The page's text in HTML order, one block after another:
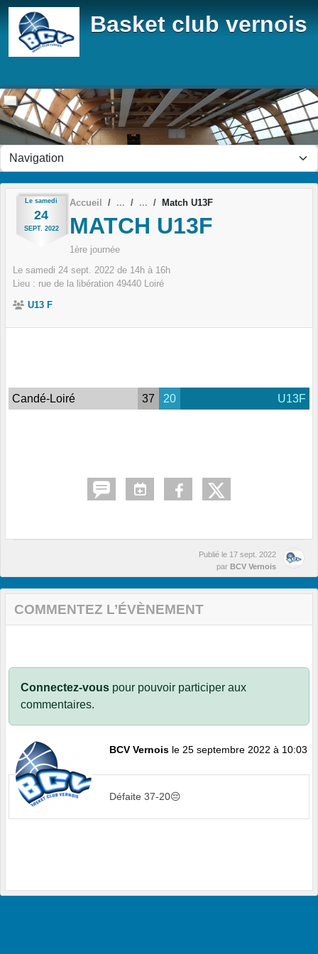
Basket club vernois
Le samedi
24
SEPT. 2022
Accueil Match U13F
MATCH U13F
1ère journée
Le samedi 24 sept. 2022 de 14h à 16h
Lieu : rue de la libération 49440 Loiré
U13 F
Candé-Loiré 37 20 U13F
Publié le 17 sept. 2022
par BCV Vernois
COMMENTEZ L’ÉVÈNEMENT
Connectez-vous pour pouvoir participer aux
commentaires.
BCV Vernois le 25 septembre 2022 à 10:03
Défaite 37-20😔
Panneau de gestion des cookies